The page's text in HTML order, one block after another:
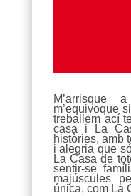
m’equivoque
treballem ací
casa i La
històries, amb
i alegria que
La Casa de
sentir-se
majúscules
única, com La